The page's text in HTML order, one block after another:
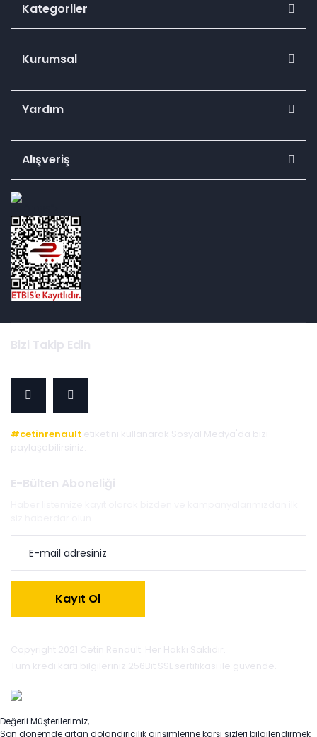
Kategoriler
Kurumsal
Yardım
Alışveriş
Bizi Takip Edin
#cetinrenault etiketini kullanarak Sosyal Medya'da bizi
paylaşabilirsiniz.
E-Bülten Aboneliği
Kayıt Ol
Copyright 2021 Cetin Renault. Her Hakkı Saklıdır.
Tüm kredi kartı bilgileriniz 256Bit SSL sertifikası ile güvende.
Değerli Müşterilerimiz,
Son dönemde artan dolandırıcılık girişimlerine karşı sizleri bilgilendirmek